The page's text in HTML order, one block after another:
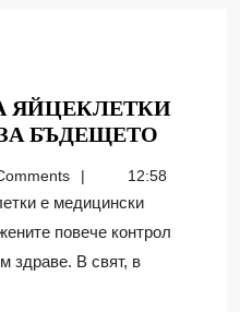
ЯЙЦЕКЛЕТКИ
БЪДЕЩЕТО
12:58
повече контрол
здраве. В свят, в